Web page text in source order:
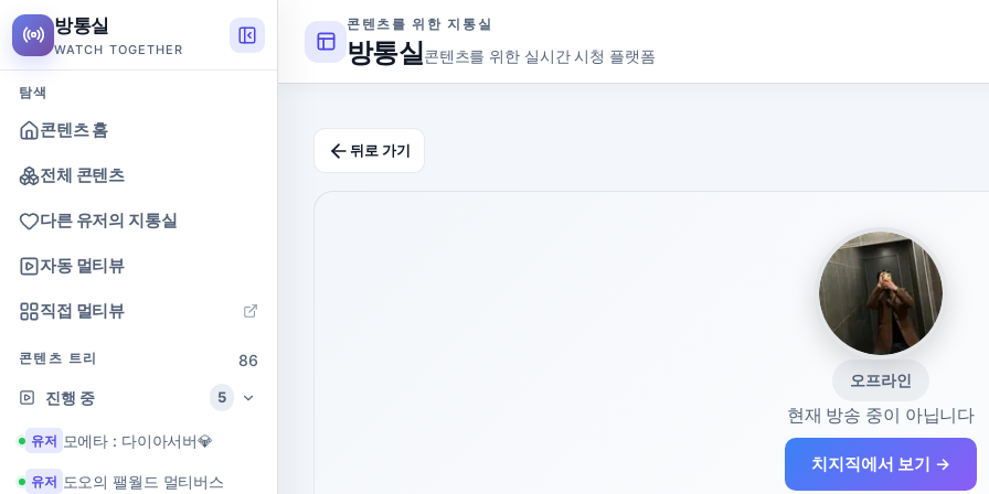
방통실
WATCH TOGETHER
탐색
콘텐츠 홈
전체 콘텐츠
다른 유저의 지통실
자동 멀티뷰
직접 멀티뷰
콘텐츠 트리
86
진행 중
5
유저 모에타 : 다이아서버💎
유저 도오의 팰월드 멀티버스
콘텐츠를 위한 지통실
방통실콘텐츠를 위한 실시간 시청 플랫폼
뒤로 가기
오프라인
현재 방송 중이 아닙니다
치지직에서 보기 →